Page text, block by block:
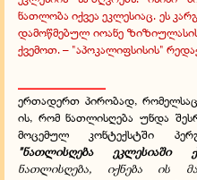
ნათლობა იქვეა ეკლესიაც. ეს
დამოწმებულ იოანე
ქვემოთ.– "აპოკალიფსისის"
ერთადერთ პირობად, რომელსაც
ის, რომ ნათლისღება უნდა
მოცემულ კონტექსტში
"ნათლისღება ეკლესიაში
ნათლისღება, იქნება ის